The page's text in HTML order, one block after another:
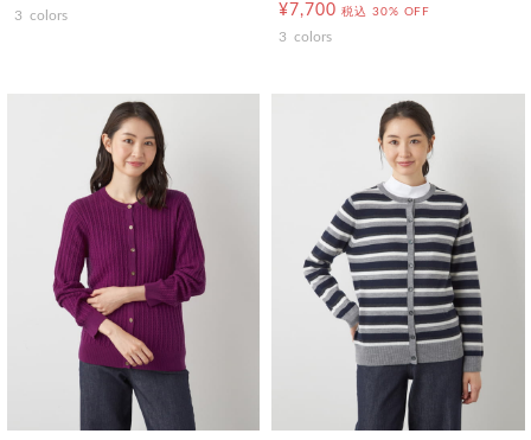
3 colors
¥7,700 税込 30% OFF
3 colors